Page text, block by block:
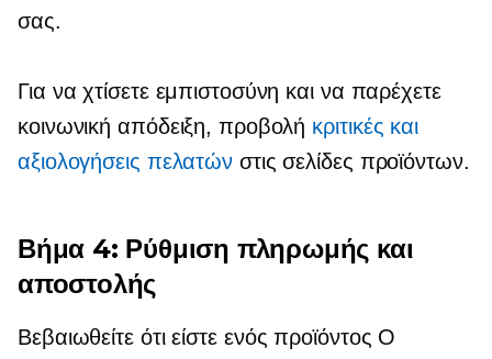
σας.
Για να χτίσετε εμπιστοσύνη και να παρέχετε
κοινωνική απόδειξη, προβολή κριτικές και
αξιολογήσεις πελατών στις σελίδες προϊόντων.
Βήμα 4: Ρύθμιση πληρωμής και
αποστολής
Βεβαιωθείτε ότι είστε ενός προϊόντος Ο